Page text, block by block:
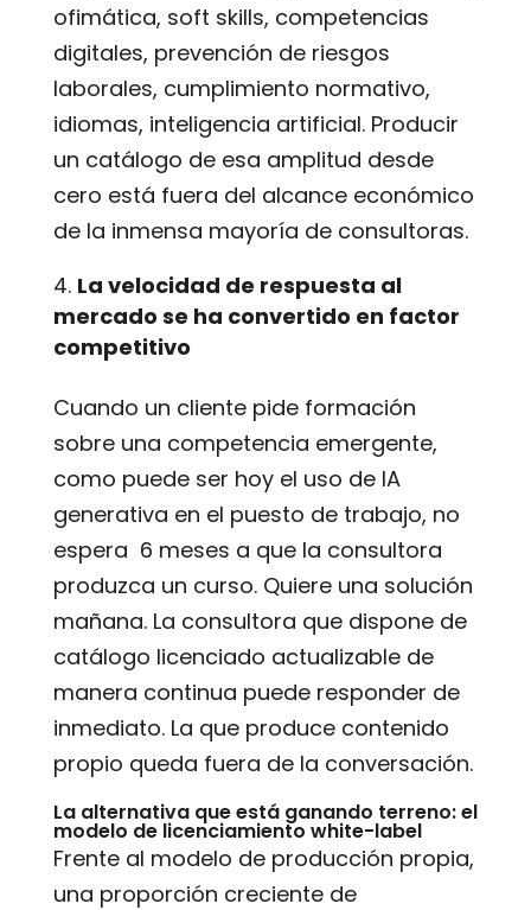
ofimática, soft skills, competencias
digitales, prevención de riesgos
laborales, cumplimiento normativo,
idiomas, inteligencia artificial. Producir
un catálogo de esa amplitud desde
cero está fuera del alcance económico
de la inmensa mayoría de consultoras.
La velocidad de respuesta al
mercado se ha convertido en factor
competitivo
Cuando un cliente pide formación
sobre una competencia emergente,
como puede ser hoy el uso de IA
generativa en el puesto de trabajo, no
espera 6 meses a que la consultora
produzca un curso. Quiere una solución
mañana. La consultora que dispone de
catálogo licenciado actualizable de
manera continua puede responder de
inmediato. La que produce contenido
propio queda fuera de la conversación.
La alternativa que está ganando terreno: el
modelo de licenciamiento white-label
Frente al modelo de producción propia,
una proporción creciente de